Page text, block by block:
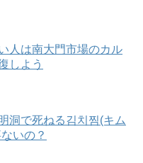
人は南大門市場のカル
しよう
洞で死ねる김치찜(キム
いの？